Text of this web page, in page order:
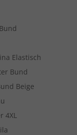
Elastisch
Bund
Beige
4XL